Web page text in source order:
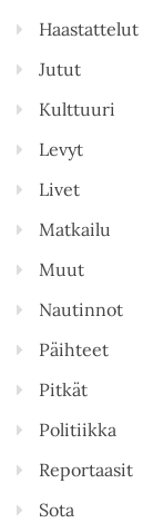
Haastattelut
Jutut
Kulttuuri
Levyt
Livet
Matkailu
Muut
Nautinnot
Päihteet
Pitkät
Politiikka
Reportaasit
Sota